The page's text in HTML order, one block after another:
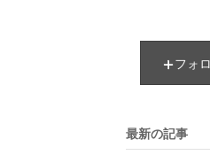
フォ
最新の記事